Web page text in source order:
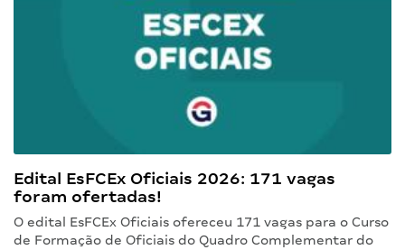
Edital EsFCEx Oficiais 2026: 171 vagas
foram ofertadas!
O edital EsFCEx Oficiais ofereceu 171 vagas para o Curso
de Formação de Oficiais do Quadro Complementar do